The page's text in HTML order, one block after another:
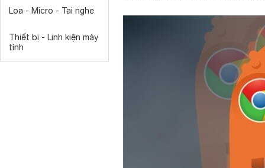
Loa - Micro - Tai nghe
Thiết bị - Linh kiện máy
tính